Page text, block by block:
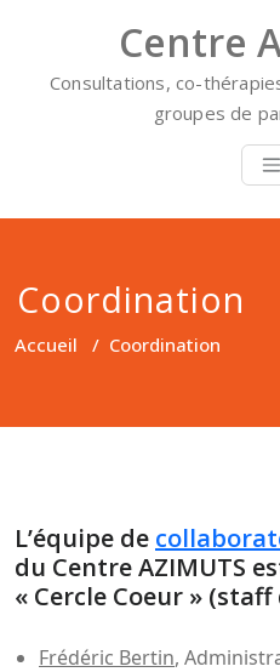
content
Centre
Consultations, co-
groupes de
Coordination
Accueil / Coordination
L’équipe de
du Centre AZIMUTS
« Cercle Coeur » (staff
Frédéric Bertin,